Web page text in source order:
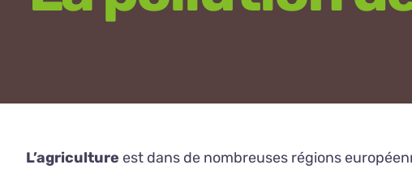
L’agriculture est dans de nombreuses régions